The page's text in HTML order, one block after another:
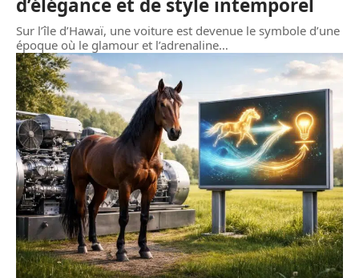
Sur l’île d’Hawaï, une voiture est devenue le symbole d’une
époque où le glamour et l’adrenaline…